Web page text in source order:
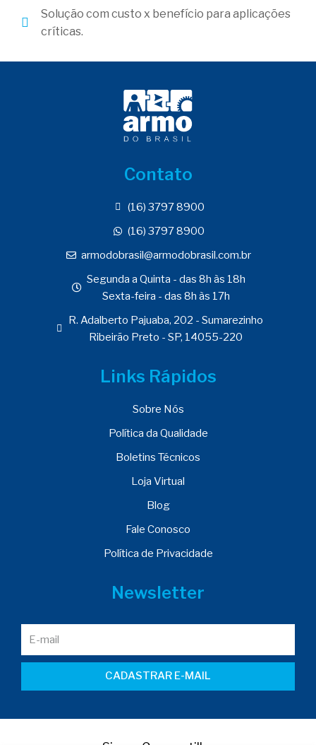
Solução com custo x benefício para aplicações
críticas.
Contato
(16) 3797 8900
(16) 3797 8900
armodobrasil@armodobrasil.com.br
Segunda a Quinta - das 8h às 18h
Sexta-feira - das 8h às 17h
R. Adalberto Pajuaba, 202 - Sumarezinho
Ribeirão Preto - SP, 14055-220
Links Rápidos
Sobre Nós
Política da Qualidade
Boletins Técnicos
Loja Virtual
Blog
Fale Conosco
Política de Privacidade
Newsletter
CADASTRAR E-MAIL